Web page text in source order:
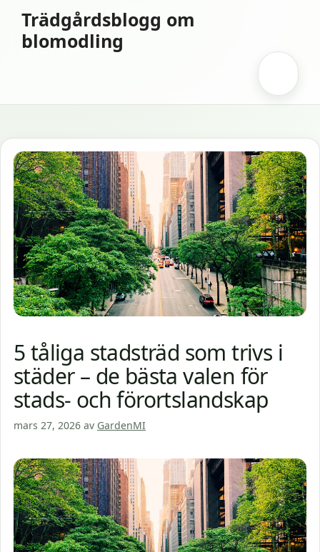
innehåll
Trädgårdsblogg om
blomodling
5 tåliga stadsträd som trivs i
städer – de bästa valen för
stads- och förortslandskap
mars 27, 2026 av GardenMI